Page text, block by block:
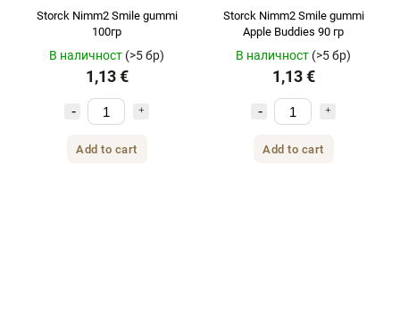
Storck Nimm2 Smile gummi
100гр
В наличност (>5 бр)
1,13 €
Add to cart
Storck Nimm2 Smile gummi
Apple Buddies 90 гр
В наличност (>5 бр)
1,13 €
Add to cart